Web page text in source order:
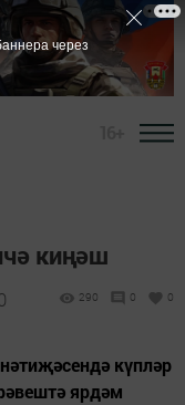
киңәш
290 0 0
күпләр
ярдәм
через